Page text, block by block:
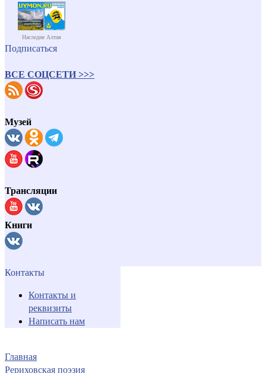
Наследие Алтая
Подписаться
ВСЕ СОЦСЕТИ >>>
Музей
Трансляции
Книги
Контакты
Контакты и
реквизиты
Написать нам
Главная
Рериховская поэзия